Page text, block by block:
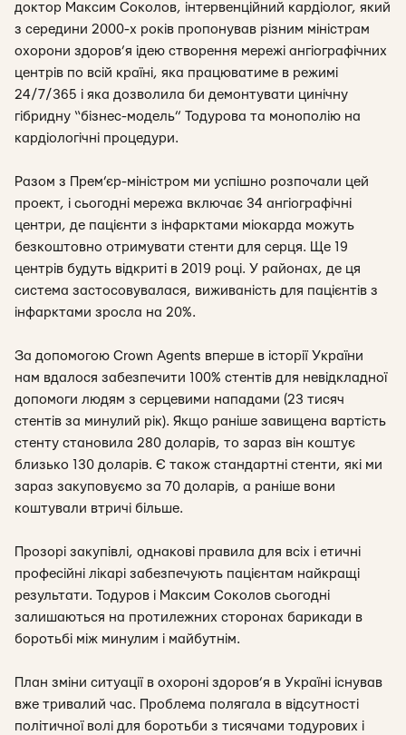
доктор Максим Соколов, інтервенційний кардіолог, який
з середини 2000-х років пропонував різним міністрам
охорони здоров’я ідею створення мережі ангіографічних
центрів по всій країні, яка працюватиме в режимі
24/7/365 і яка дозволила би демонтувати цинічну
гібридну “бізнес-модель” Тодурова та монополію на
кардіологічні процедури.
Разом з Прем’єр-міністром ми успішно розпочали цей
проект, і сьогодні мережа включає 34 ангіографічні
центри, де пацієнти з інфарктами міокарда можуть
безкоштовно отримувати стенти для серця. Ще 19
центрів будуть відкриті в 2019 році. У районах, де ця
система застосовувалася, виживаність для пацієнтів з
інфарктами зросла на 20%.
За допомогою Crown Agents вперше в історії України
нам вдалося забезпечити 100% стентів для невідкладної
допомоги людям з серцевими нападами (23 тисяч
стентів за минулий рік). Якщо раніше завищена вартість
стенту становила 280 доларів, то зараз він коштує
близько 130 доларів. Є також стандартні стенти, які ми
зараз закуповуємо за 70 доларів, а раніше вони
коштували втричі більше.
Прозорі закупівлі, однакові правила для всіх і етичні
професійні лікарі забезпечують пацієнтам найкращі
результати. Тодуров і Максим Соколов сьогодні
залишаються на протилежних сторонах барикади в
боротьбі між минулим і майбутнім.
План зміни ситуації в охороні здоров’я в Україні існував
вже тривалий час. Проблема полягала в відсутності
політичної волі для боротьби з тисячами тодурових і